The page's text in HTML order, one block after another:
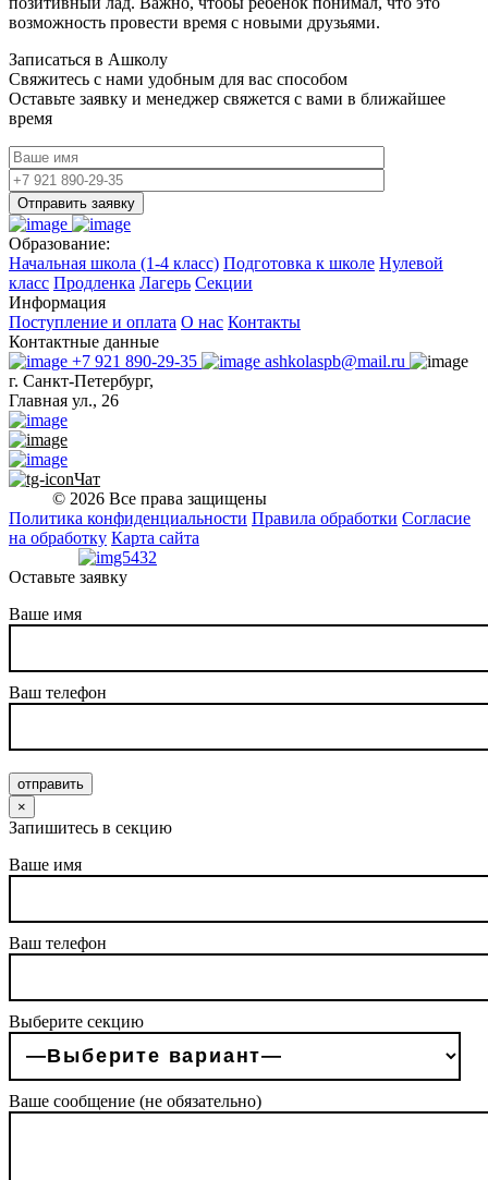
возможность провести время с новыми друзьями.
Записаться в Ашколу
Свяжитесь с нами удобным для вас способом
Оставьте заявку и менеджер свяжется с вами в ближайшее
время
Отправить заявку
Образование:
Начальная школа (1-4 класс) Подготовка к школе Нулевой
класс Продленка Лагерь Секции
Информация
Поступление и оплата О нас Контакты
Контактные данные
+7 921 890-29-35
ashkolaspb@mail.ru
г. Санкт-Петербург,
Главная ул., 26
Чат
© 2026 Все права защищены
Политика конфиденциальности Правила обработки Согласие
на обработку Карта сайта
Оставьте заявку
Ваше имя
Ваш телефон
отправить
×
Запишитесь в секцию
Ваше имя
Ваш телефон
Выберите секцию
Ваше сообщение (не обязательно)